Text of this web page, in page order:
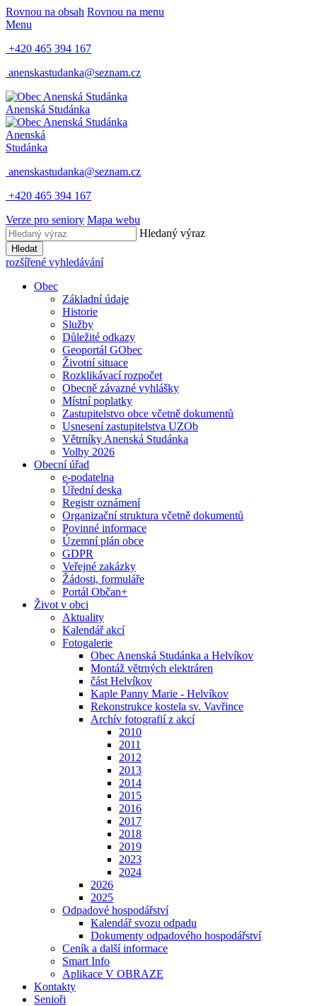
Rovnou na obsah Rovnou na menu
Menu
+420 465 394 167
anenskastudanka@seznam.cz
Anenská Studánka
Anenská
Studánka
anenskastudanka@seznam.cz
+420 465 394 167
Verze pro seniory Mapa webu
Hledaný výraz
Hledat
rozšířené vyhledávání
Obec
Základní údaje
Historie
Služby
Důležité odkazy
Geoportál GObec
Životní situace
Rozklikávací rozpočet
Obecně závazné vyhlášky
Místní poplatky
Zastupitelstvo obce včetně dokumentů
Usnesení zastupitelstva UZOb
Větrníky Anenská Studánka
Volby 2026
Obecní úřad
e-podatelna
Úřední deska
Registr oznámení
Organizační struktura včetně dokumentů
Povinné informace
Územní plán obce
GDPR
Veřejné zakázky
Žádosti, formuláře
Portál Občan+
Život v obci
Aktuality
Kalendář akcí
Fotogalerie
Obec Anenská Studánka a Helvíkov
Montáž větrných elektráren
část Helvíkov
Kaple Panny Marie - Helvíkov
Rekonstrukce kostela sv. Vavřince
Archív fotografií z akcí
2010
2011
2012
2013
2014
2015
2016
2017
2018
2019
2023
2024
2026
2025
Odpadové hospodářství
Kalendář svozu odpadu
Dokumenty odpadového hospodářství
Ceník a další informace
Smart Info
Aplikace V OBRAZE
Kontakty
Senioři